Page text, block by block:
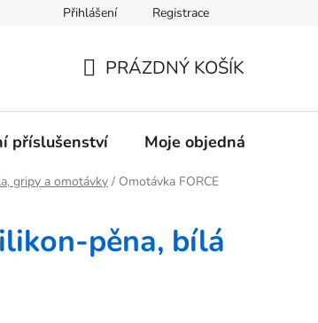
Přihlášení Registrace
KOŠÍK
PRÁZDNÝ KOŠÍK
příslušenství Moje objednávka
gripy a omotávky / Omotávka FORCE
pěna, bílá